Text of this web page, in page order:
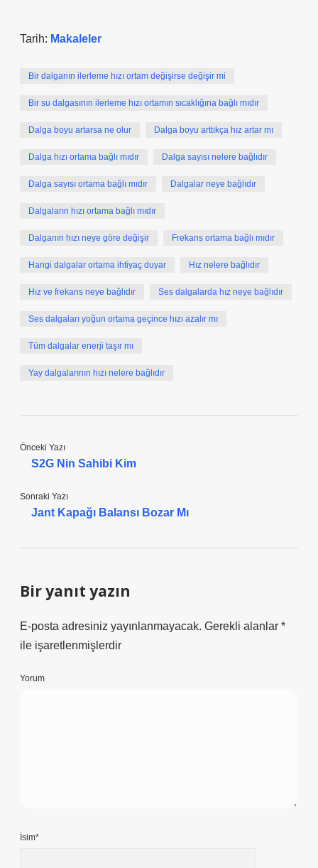
Tarih: Makaleler
Bir dalganın ilerleme hızı ortam değişirse değişir mi
Bir su dalgasının ilerleme hızı ortamın sıcaklığına bağlı mıdır
Dalga boyu artarsa ne olur Dalga boyu arttıkça hız artar mı
Dalga hızı ortama bağlı mıdır Dalga sayısı nelere bağlıdır
Dalga sayısı ortama bağlı mıdır Dalgalar neye bağlıdır
Dalgaların hızı ortama bağlı mıdır
Dalganın hızı neye göre değişir Frekans ortama bağlı mıdır
Hangi dalgalar ortama ihtiyaç duyar Hız nelere bağlıdır
Hız ve frekans neye bağlıdır Ses dalgalarda hız neye bağlıdır
Ses dalgaları yoğun ortama geçince hızı azalır mı
Tüm dalgalar enerji taşır mı
Yay dalgalarının hızı nelere bağlıdır
Önceki Yazı
S2G Nin Sahibi Kim
Sonraki Yazı
Jant Kapağı Balansı Bozar Mı
Bir yanıt yazın
E-posta adresiniz yayınlanmayacak. Gerekli alanlar *
ile işaretlenmişlerdir
Yorum
İsim*